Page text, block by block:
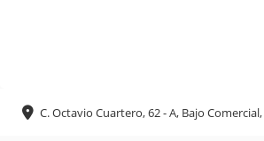
C. Octavio Cuartero, 62 - A, Bajo